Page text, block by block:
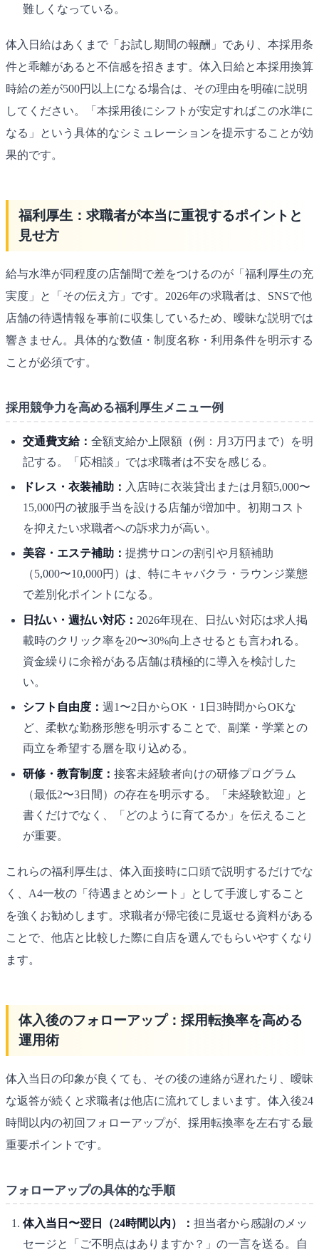
難しくなっている。
体入日給はあくまで「お試し期間の報酬」であり、本採用条
件と乖離があると不信感を招きます。体入日給と本採用換算
時給の差が500円以上になる場合は、その理由を明確に説明
してください。「本採用後にシフトが安定すればこの水準に
なる」という具体的なシミュレーションを提示することが効
果的です。
福利厚生：求職者が本当に重視するポイントと
見せ方
給与水準が同程度の店舗間で差をつけるのが「福利厚生の充
実度」と「その伝え方」です。2026年の求職者は、SNSで他
店舗の待遇情報を事前に収集しているため、曖昧な説明では
響きません。具体的な数値・制度名称・利用条件を明示する
ことが必須です。
採用競争力を高める福利厚生メニュー例
交通費支給： 全額支給か上限額（例：月3万円まで）を明
記する。「応相談」では求職者は不安を感じる。
ドレス・衣装補助： 入店時に衣装貸出または月額5,000〜
15,000円の被服手当を設ける店舗が増加中。初期コスト
を抑えたい求職者への訴求力が高い。
美容・エステ補助： 提携サロンの割引や月額補助
（5,000〜10,000円）は、特にキャバクラ・ラウンジ業態
で差別化ポイントになる。
日払い・週払い対応： 2026年現在、日払い対応は求人掲
載時のクリック率を20〜30%向上させるとも言われる。
資金繰りに余裕がある店舗は積極的に導入を検討した
い。
シフト自由度： 週1〜2日からOK・1日3時間からOKな
ど、柔軟な勤務形態を明示することで、副業・学業との
両立を希望する層を取り込める。
研修・教育制度： 接客未経験者向けの研修プログラム
（最低2〜3日間）の存在を明示する。「未経験歓迎」と
書くだけでなく、「どのように育てるか」を伝えること
が重要。
これらの福利厚生は、体入面接時に口頭で説明するだけでな
く、A4一枚の「待遇まとめシート」として手渡しすること
を強くお勧めします。求職者が帰宅後に見返せる資料がある
ことで、他店と比較した際に自店を選んでもらいやすくなり
ます。
体入後のフォローアップ：採用転換率を高める
運用術
体入当日の印象が良くても、その後の連絡が遅れたり、曖昧
な返答が続くと求職者は他店に流れてしまいます。体入後24
時間以内の初回フォローアップが、採用転換率を左右する最
重要ポイントです。
フォローアップの具体的な手順
体入当日〜翌日（24時間以内）： 担当者から感謝のメッ
セージと「ご不明点はありますか？」の一言を送る。自